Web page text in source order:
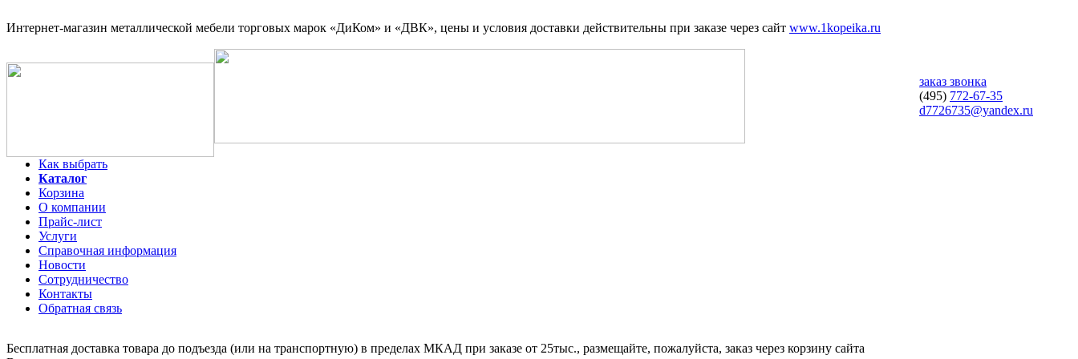
Интернет-магазин металлической мебели торговых марок «ДиКом» и «ДВК», цены и условия доставки действительны при заказе через сайт www.1kopeika.ru
заказ звонка
(495) 772-67-35
d7726735@yandex.ru
Как выбрать
Каталог
Корзина
О компании
Прайс-лист
Услуги
Справочная информация
Новости
Сотрудничество
Контакты
Обратная связь
Бесплатная доставка товара до подъезда (или на транспортную) в пределах МКАД при заказе от 25тыс., размещайте, пожалуйста, заказ через корзину сайта